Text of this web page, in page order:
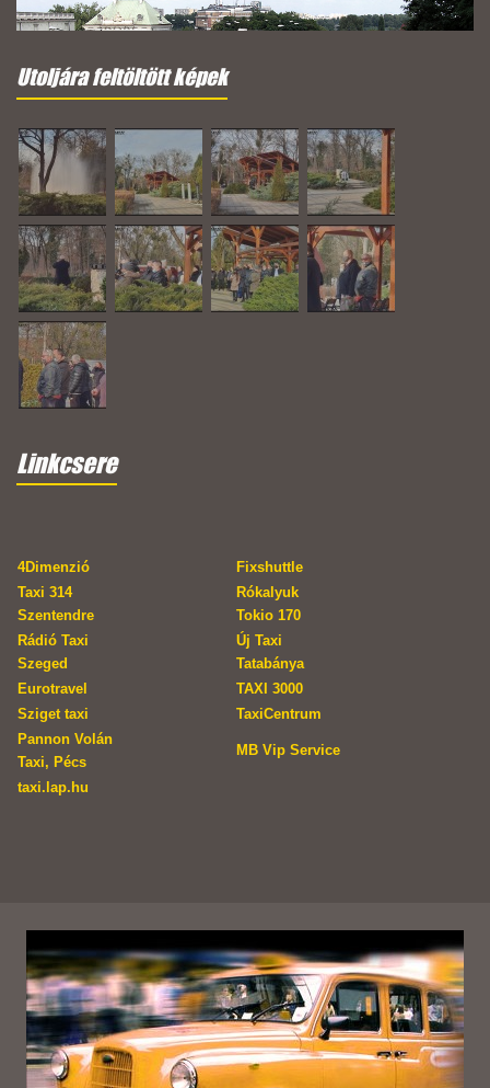
Utoljára feltöltött képek
Linkcsere
4Dimenzió
Fixshuttle
Taxi 314
Szentendre
Rókalyuk
Tokio 170
Rádió Taxi
Szeged
Új Taxi
Tatabánya
Eurotravel
TAXI 3000
Sziget taxi
TaxiCentrum
Pannon Volán
Taxi, Pécs
MB Vip Service
taxi.lap.hu